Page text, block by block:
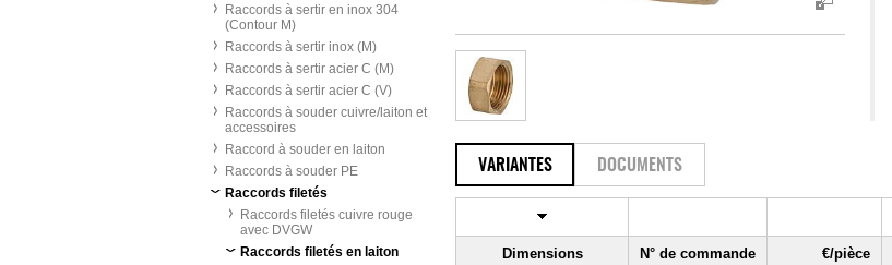
Raccords à sertir en inox 304
(Contour M)
Raccords à sertir inox (M)
Raccords à sertir acier C (M)
Raccords à sertir acier C (V)
Raccords à souder cuivre/laiton et
accessoires
Raccord à souder en laiton
Raccords à souder PE
Raccords filetés
Raccords filetés cuivre rouge
avec DVGW
Raccords filetés en laiton
VARIANTES DOCUMENTS
Dimensions N° de commande €/pièce